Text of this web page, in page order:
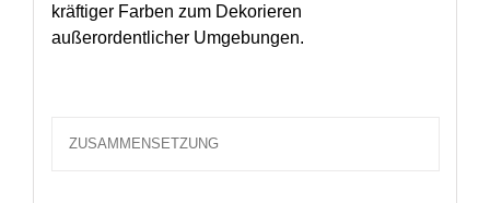
kräftiger Farben zum Dekorieren
außerordentlicher Umgebungen.
ZUSAMMENSETZUNG